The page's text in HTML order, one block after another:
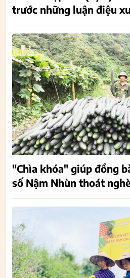
trước những luận điệu
"Chìa khóa" giúp đồng
số Nậm Nhùn thoát